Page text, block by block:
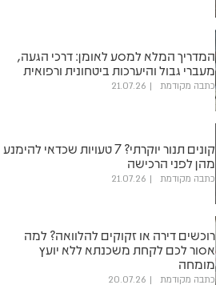
המדריך המלא למסע לאומן: דרכי הגעה,
מעברי גבול והיערכות ביטחונית ורפואית
כתבה מקודמת 21.07.26
קונים תנור יוקרתי? 7 טעויות שכדאי להימנע
מהן לפני הרכישה
כתבה מקודמת 21.07.26
רוכשים דירה או זקוקים להלוואה? למה
אסור לכם לקחת משכנתא ללא יועץ
מומחה
כתבה מקודמת 20.07.26